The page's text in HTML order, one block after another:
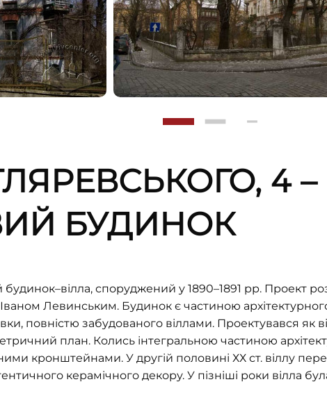
4 –
БУДИНОК
споруджений у 1890–1891 рр. Проект
Левинським. Будинок є частиною
повністю забудованого віллами. Проектувався як
план. Колись інтегральною частиною
кронштейнами. У другій половині ХХ ст. віллу
керамічного декору. У пізніші роки вілла